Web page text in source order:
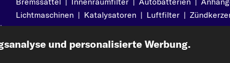
|
Lichtmaschinen | Katalysatoren | Luftfilter |
und personalisierte Werbung.